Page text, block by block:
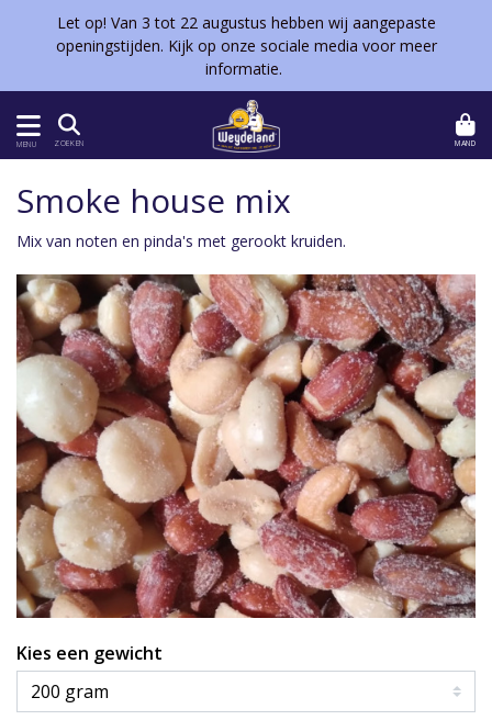
Let op! Van 3 tot 22 augustus hebben wij aangepaste
openingstijden. Kijk op onze sociale media voor meer
informatie.
MENU ZOEKEN MAND
Smoke house mix
Mix van noten en pinda's met gerookt kruiden.
Kies een gewicht